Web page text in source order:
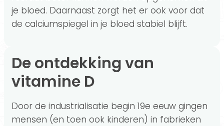
je bloed. Daarnaast zorgt het er ook voor dat
de calciumspiegel in je bloed stabiel blijft.
De ontdekking van
vitamine D
Door de industrialisatie begin 19e eeuw gingen
mensen (en toen ook kinderen) in fabrieken